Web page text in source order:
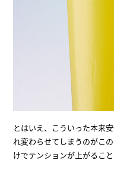
とはいえ、こういった本来
れ変わらせてしまうのがこ
けでテンションが上がること